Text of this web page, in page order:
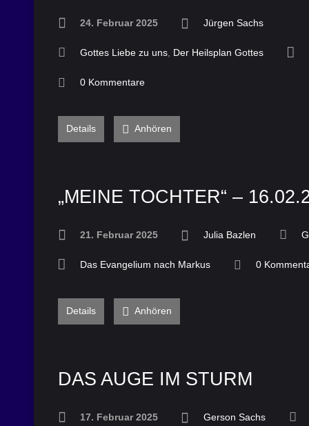
24. Februar 2025 Jürgen Sachs
Gottes Liebe zu uns Der Heilsplan Gottes
0 Kommentare
Details Anhören
„MEINE TOCHTER“ –
21. Februar 2025 Julia Bazlen
Das Evangelium nach Markus 0
Details Anhören
DAS AUGE IM STURM
17. Februar 2025 Gerson Sachs